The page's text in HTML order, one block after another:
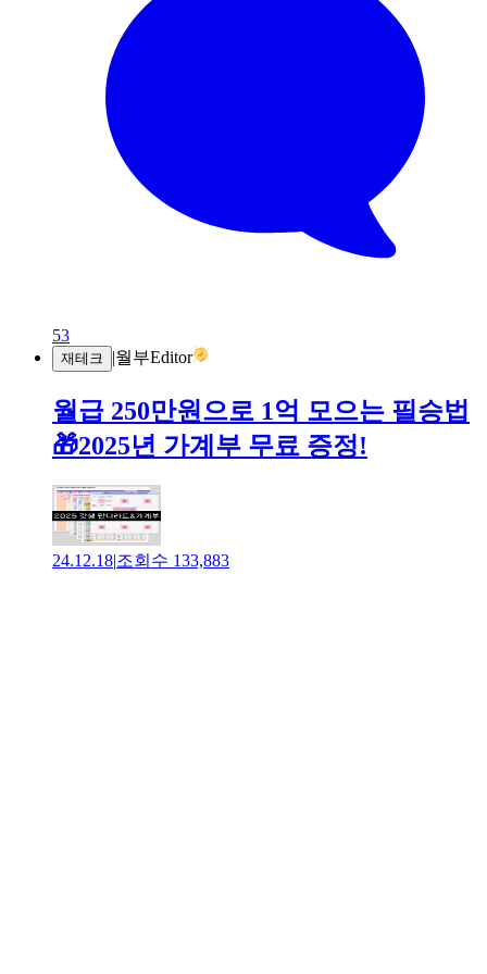
53
재테크 |월부Editor
월급 250만원으로 1억 모으는 필승법
🎁2025년 가계부 무료 증정!
24.12.18|조회수 133,883